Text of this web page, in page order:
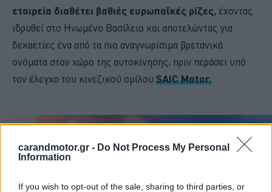
carandmotor.gr - Do Not Process My Personal
Information
If you wish to opt-out of the sale, sharing to third parties, or
εταιρεία διαθέτει βαθιές ευρωπαϊκές ρίζες, έχοντας
ιδρυθεί στο Ηνωμένο Βασίλειο και αποτελώντας για
δεκαετίες ένα από τα πιο αναγνωρίσιμα βρετανικά
ονόματα στον χώρο της αυτοκίνησης, πριν περάσει υπό
τον έλεγχο του κινεζικού ομίλου SAIC Motor.